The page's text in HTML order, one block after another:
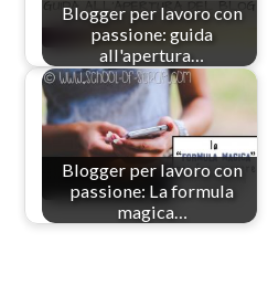
Blogger per lavoro con
passione: guida
all'apertura…
Blogger per lavoro con
passione: La formula
magica…